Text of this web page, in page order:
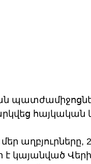
հայկական
աղբյուրները,
կայանված